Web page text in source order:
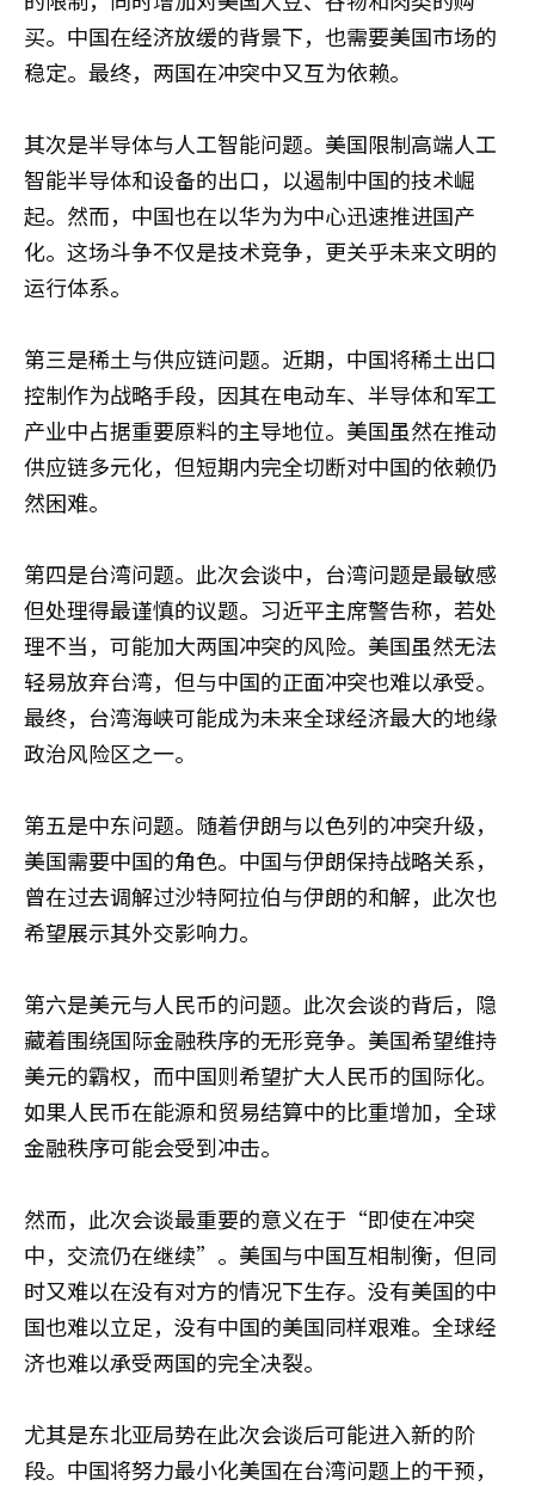
买。中国在经济放缓的背景下，也需要美国市场的
稳定。最终，两国在冲突中又互为依赖。
其次是半导体与人工智能问题。美国限制高端人工
智能半导体和设备的出口，以遏制中国的技术崛
起。然而，中国也在以华为为中心迅速推进国产
化。这场斗争不仅是技术竞争，更关乎未来文明的
运行体系。
第三是稀土与供应链问题。近期，中国将稀土出口
控制作为战略手段，因其在电动车、半导体和军工
产业中占据重要原料的主导地位。美国虽然在推动
供应链多元化，但短期内完全切断对中国的依赖仍
然困难。
第四是台湾问题。此次会谈中，台湾问题是最敏感
但处理得最谨慎的议题。习近平主席警告称，若处
理不当，可能加大两国冲突的风险。美国虽然无法
轻易放弃台湾，但与中国的正面冲突也难以承受。
最终，台湾海峡可能成为未来全球经济最大的地缘
政治风险区之一。
第五是中东问题。随着伊朗与以色列的冲突升级，
美国需要中国的角色。中国与伊朗保持战略关系，
曾在过去调解过沙特阿拉伯与伊朗的和解，此次也
希望展示其外交影响力。
第六是美元与人民币的问题。此次会谈的背后，隐
藏着围绕国际金融秩序的无形竞争。美国希望维持
美元的霸权，而中国则希望扩大人民币的国际化。
如果人民币在能源和贸易结算中的比重增加，全球
金融秩序可能会受到冲击。
然而，此次会谈最重要的意义在于“即使在冲突
中，交流仍在继续”。美国与中国互相制衡，但同
时又难以在没有对方的情况下生存。没有美国的中
国也难以立足，没有中国的美国同样艰难。全球经
济也难以承受两国的完全决裂。
尤其是东北亚局势在此次会谈后可能进入新的阶
段。中国将努力最小化美国在台湾问题上的干预，